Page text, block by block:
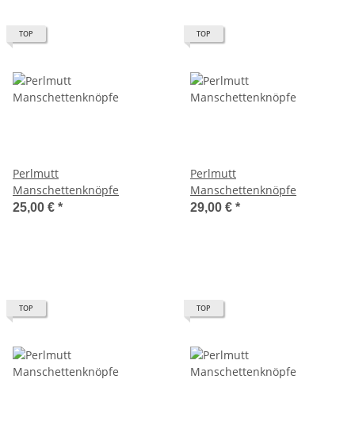
TOP
Perlmutt
Manschettenknöpfe
25,00 € *
TOP
Perlmutt
Manschettenknöpfe
29,00 € *
TOP TOP